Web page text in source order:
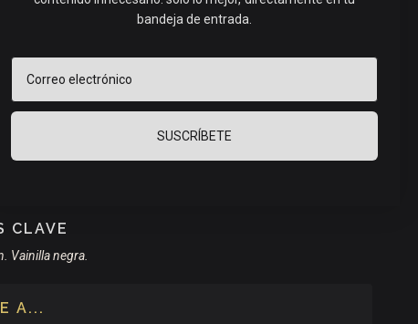
1 review
CLAVE
Vainilla negra.
A...
bandeja de entrada.
Correo electrónico
SUSCRÍBETE